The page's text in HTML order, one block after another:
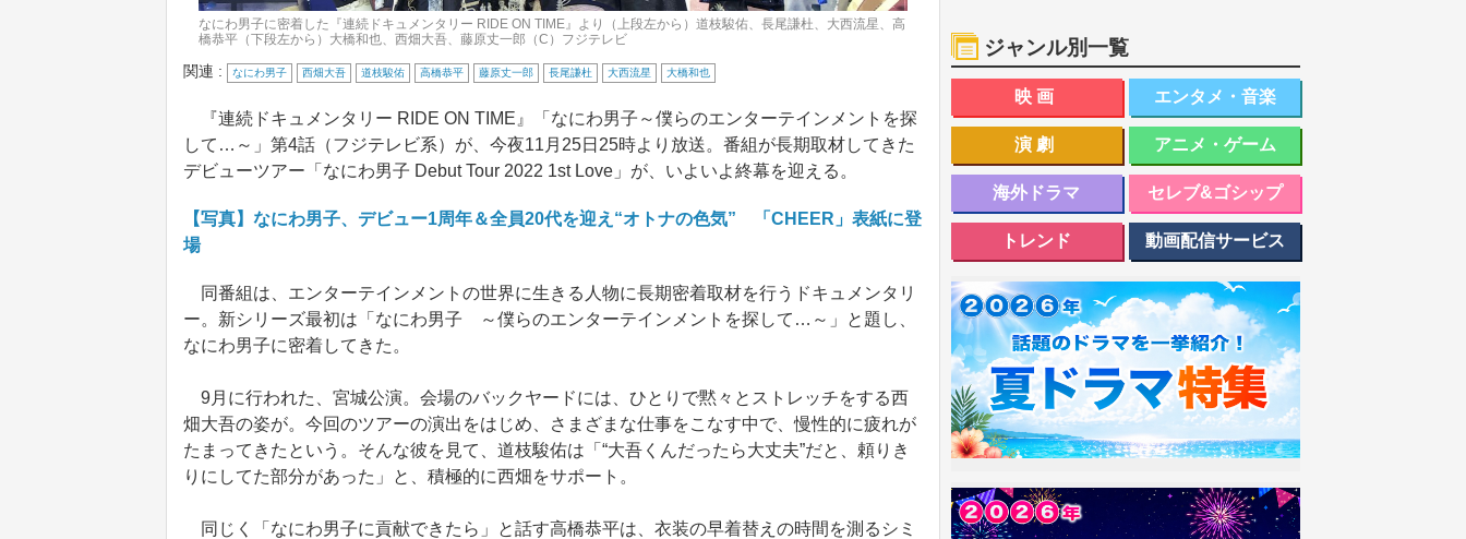
なにわ男子に密着した『連続ドキュメンタリー RIDE ON TIME』より（上段左から）道枝駿佑、長尾謙杜、大西流星、高
橋恭平（下段左から）大橋和也、西畑大吾、藤原丈一郎（C）フジテレビ
関連 : なにわ男子 西畑大吾 道枝駿佑 高橋恭平 藤原丈一郎 長尾謙杜 大西流星 大橋和也
『連続ドキュメンタリー RIDE ON TIME』「なにわ男子～僕らのエンターテインメントを探
して…～」第4話（フジテレビ系）が、今夜11月25日25時より放送。番組が長期取材してきた
デビューツアー「なにわ男子 Debut Tour 2022 1st Love」が、いよいよ終幕を迎える。
【写真】なにわ男子、デビュー1周年＆全員20代を迎え“オトナの色気” 「CHEER」表紙に登
場
同番組は、エンターテインメントの世界に生きる人物に長期密着取材を行うドキュメンタリ
ー。新シリーズ最初は「なにわ男子 ～僕らのエンターテインメントを探して…～」と題し、
なにわ男子に密着してきた。
9月に行われた、宮城公演。会場のバックヤードには、ひとりで黙々とストレッチをする西
畑大吾の姿が。今回のツアーの演出をはじめ、さまざまな仕事をこなす中で、慢性的に疲れが
たまってきたという。そんな彼を見て、道枝駿佑は「“大吾くんだったら大丈夫”だと、頼りき
りにしてた部分があった」と、積極的に西畑をサポート。
同じく「なにわ男子に貢献できたら」と話す高橋恭平は、衣装の早着替えの時間を測るシミ
ジャンル別一覧
映画 エンタメ・音楽
演劇 アニメ・ゲーム
海外ドラマ セレブ&ゴシップ
トレンド 動画配信サービス